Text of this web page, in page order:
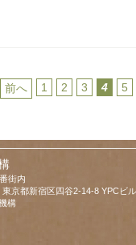
前へ 1 2 3 4 5
街内
京都新宿区四谷2-14-8 YPCビ
構